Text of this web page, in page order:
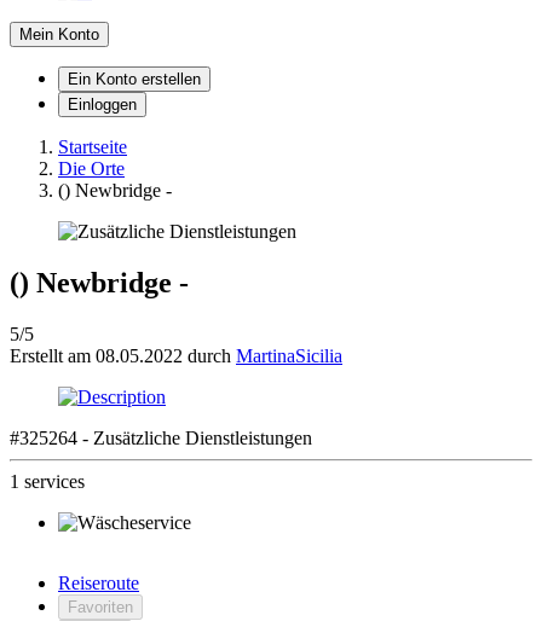
Mein Konto
Ein Konto erstellen
Einloggen
Startseite
Die Orte
() Newbridge -
() Newbridge -
5/5
Erstellt am 08.05.2022 durch MartinaSicilia
#325264 - Zusätzliche Dienstleistungen
1 services
Reiseroute
Favoriten